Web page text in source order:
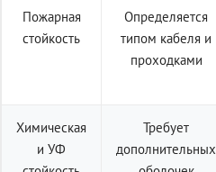
Пожарная
стойкость
Определяется
типом кабеля и
проходками
Химическая
и УФ
Требует
дополнительных